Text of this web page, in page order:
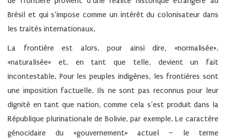
Brésil et qui s’impose comme un intérêt du colonisateur dans
les traités internationaux.
La frontière est alors, pour ainsi dire, «normalisée»,
«naturalisée» et, en tant que telle, devient un fait
incontestable. Pour les peuples indigènes, les frontières sont
une imposition factuelle. Ils ne sont pas reconnus pour leur
dignité en tant que nation, comme cela s’est produit dans la
République plurinationale de Bolivie, par exemple. Le caractère
génocidaire du «gouvernement» actuel – le terme